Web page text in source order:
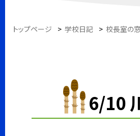
トップページ > 学校日記 > 校長室の窓
6/10